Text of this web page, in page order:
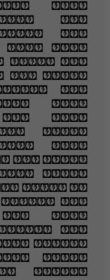
down
And
and
the soft
had
of their
How
your
of glad
loved
with
or true,
loved
soul in
the
of your
And
beside
bars,
a little